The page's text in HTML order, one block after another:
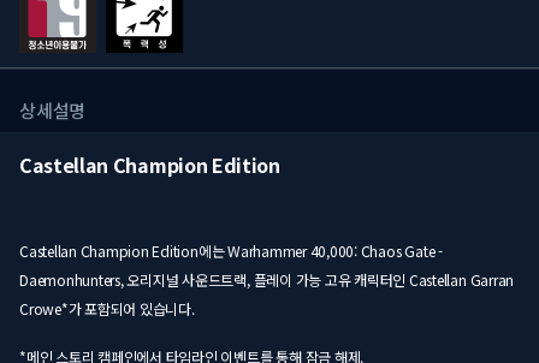
상세설명
Castellan Champion Edition
Castellan Champion Edition에는 Warhammer 40,000: Chaos Gate -
Daemonhunters, 오리지널 사운드트랙, 플레이 가능 고유 캐릭터인 Castellan Garran
Crowe*가 포함되어 있습니다.
*메인 스토리 캠페인에서 타임라인 이벤트를 통해 잠금 해제.